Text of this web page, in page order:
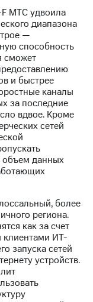
F МТС удвоила
диапазона
—
способность
сможет
и быстрее
каналы
за последние
вдвое. Кроме
сетей
данных
более
региона.
как за счет
ИТ-
запуска сетей
устройств.